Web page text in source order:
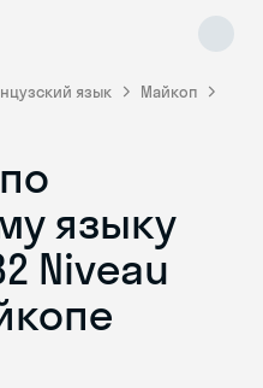
язык
Майкоп
языку
Niveau